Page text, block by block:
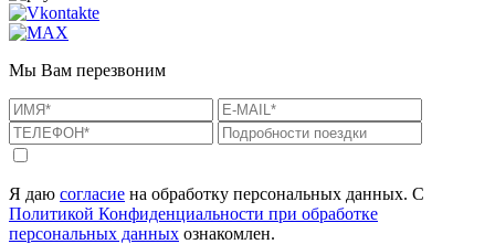
Мы Вам перезвоним
Я даю согласие на обработку персональных данных. С
Политикой Конфиденциальности при обработке
персональных данных ознакомлен.